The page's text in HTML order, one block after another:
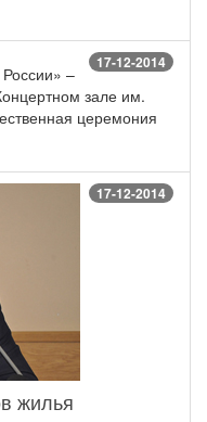
17-12-2014
–
зале им.
церемония
17-12-2014
жилья